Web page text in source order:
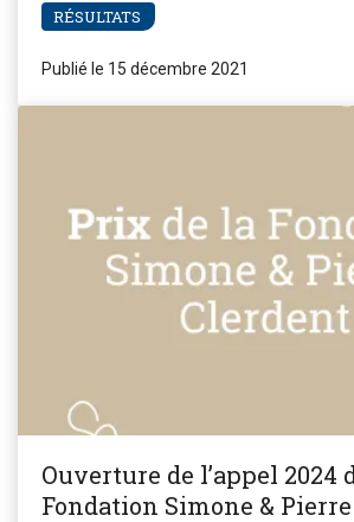
RÉSULTATS
Publié le 15 décembre 2021
Ouverture de l’appel 2024
Fondation Simone &